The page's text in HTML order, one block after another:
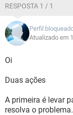
RESPOSTA 1 / 1
Perfil
Atualizado em
Oi
Duas ações
A primeira é levar
resolva o problema.